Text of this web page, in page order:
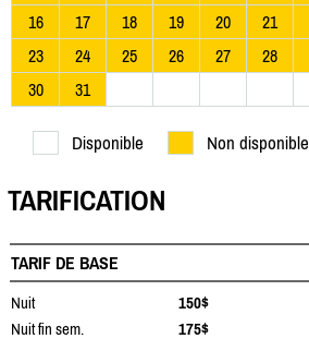
16
17 18 19 20 21
23
24 25 26 27 28
30
31
Disponible Non disponible
TARIFICATION
TARIF DE BASE
Nuit
150$
Nuit fin sem.
175$